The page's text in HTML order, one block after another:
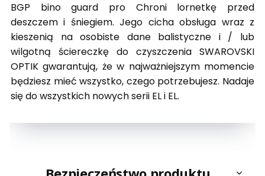
BGP bino guard pro Chroni lornetkę przed
deszczem i śniegiem. Jego cicha obsługa wraz z
kieszenią na osobiste dane balistyczne i / lub
wilgotną ściereczkę do czyszczenia SWAROVSKI
OPTIK gwarantują, że w najważniejszym momencie
będziesz mieć wszystko, czego potrzebujesz. Nadaje
się do wszystkich nowych serii EL i EL.